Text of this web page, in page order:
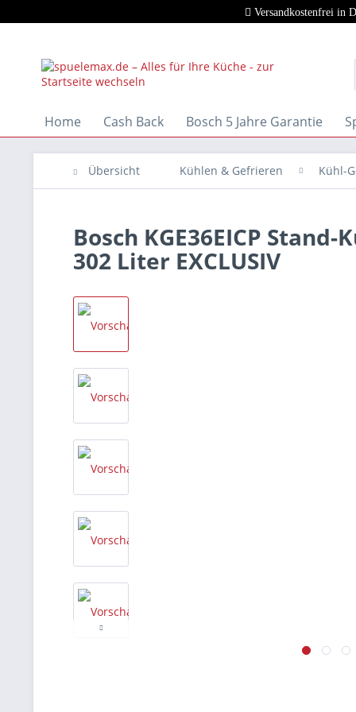
Versandkostenfrei in
Home Cash Back Bosch 5 Jahre Garantie
Übersicht Kühlen & Gefrieren Kühl-
Bosch KGE36EICP
302 Liter EXCLUSIV